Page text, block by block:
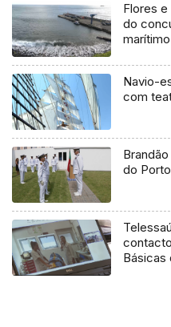
Flores
do
Navio-
com
do
Básicas